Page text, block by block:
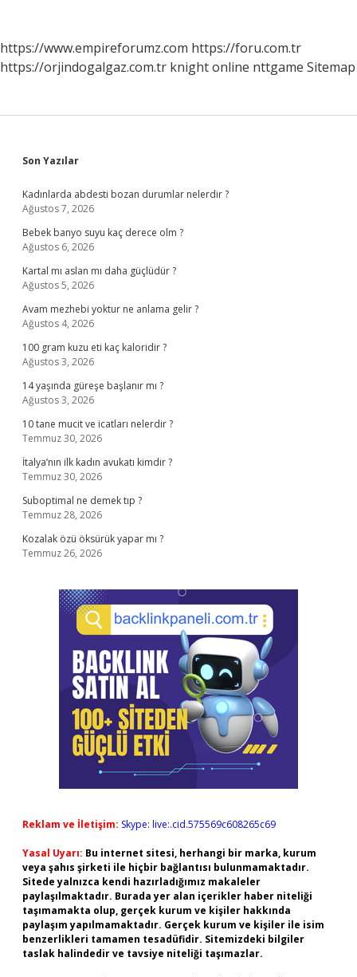
https://www.empireforumz.com https://foru.com.tr
https://orjindogalgaz.com.tr knight online nttgame Sitemap
Sidebar
Son Yazılar
Kadınlarda abdesti bozan durumlar nelerdir ?
Ağustos 7, 2026
Bebek banyo suyu kaç derece olm ?
Ağustos 6, 2026
Kartal mı aslan mı daha güçlüdür ?
Ağustos 5, 2026
Avam mezhebi yoktur ne anlama gelir ?
Ağustos 4, 2026
100 gram kuzu eti kaç kaloridir ?
Ağustos 3, 2026
14 yaşında güreşe başlanır mı ?
Ağustos 3, 2026
10 tane mucit ve icatları nelerdir ?
Temmuz 30, 2026
İtalya’nın ilk kadın avukatı kimdir ?
Temmuz 30, 2026
Suboptimal ne demek tıp ?
Temmuz 28, 2026
Kozalak özü öksürük yapar mı ?
Temmuz 26, 2026
Reklam ve İletişim: Skype: live:.cid.575569c608265c69
Yasal Uyarı: Bu internet sitesi, herhangi bir marka, kurum
veya şahıs şirketi ile hiçbir bağlantısı bulunmamaktadır.
Sitede yalnızca kendi hazırladığımız makaleler
paylaşılmaktadır. Burada yer alan içerikler haber niteliği
taşımamakta olup, gerçek kurum ve kişiler hakkında
paylaşım yapılmamaktadır. Gerçek kurum ve kişiler ile isim
benzerlikleri tamamen tesadüfidir. Sitemizdeki bilgiler
taslak halindedir ve tavsiye niteliği taşımazlar.